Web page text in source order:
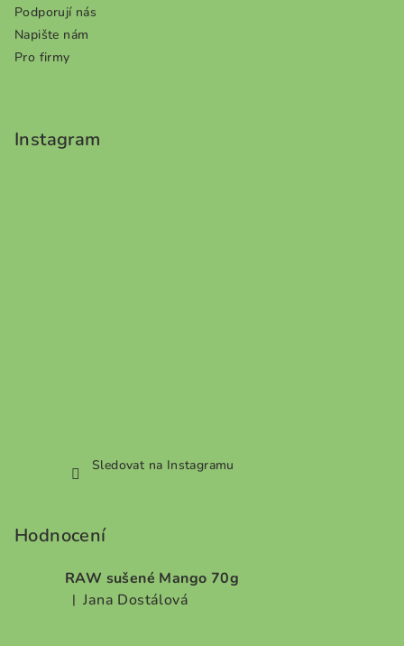
Podporují nás
Napište nám
Pro firmy
Instagram
Sledovat na Instagramu
Hodnocení
RAW sušené Mango 70g
Hodnocení produktu je 5 z 5 hvězdiček.
| Jana Dostálová